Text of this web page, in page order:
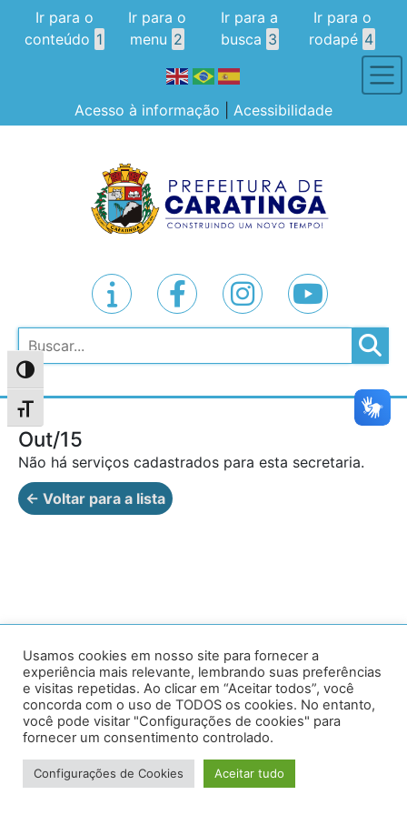
Alternar alto contraste
Alternar tamanho da fonte
Ir para o
conteúdo 1
Ir para o
menu 2
Ir para a
busca 3
Ir para o
rodapé 4
Acesso à informação Acessibilidade
Pesquisar
Out/15
Não há serviços cadastrados para esta secretaria.
← Voltar para a lista
Av. Prof. Armando Alves da Silva, nº 1950 - Zacarias,
Caratinga - MG - 35302-403 / Tel: (33) 3329 8000
Desenvolvido por VersaTec
Usamos cookies em nosso site para fornecer a
experiência mais relevante, lembrando suas preferências
e visitas repetidas. Ao clicar em “Aceitar todos”, você
concorda com o uso de TODOS os cookies. No entanto,
você pode visitar "Configurações de cookies" para
fornecer um consentimento controlado.
Configurações de Cookies Aceitar tudo